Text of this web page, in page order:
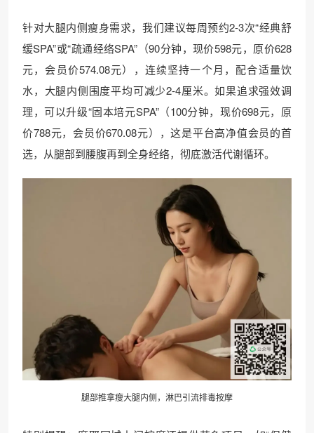
针对大腿内侧瘦身需求，我们建议每周预约2-3次“经典舒
缓SPA”或“疏通经络SPA”（90分钟，现价598元，原价628
元，会员价574.08元），连续坚持一个月，配合适量饮
水，大腿内侧围度平均可减少2-4厘米。如果追求强效调
理，可以升级“固本培元SPA”（100分钟，现价698元，原
价788元，会员价670.08元），这是平台高净值会员的首
选，从腿部到腰腹再到全身经络，彻底激活代谢循环。
腿部推拿瘦大腿内侧，淋巴引流排毒按摩